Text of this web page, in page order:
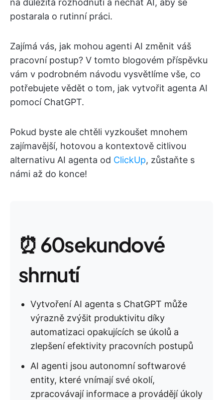
na důležitá rozhodnutí a nechat AI, aby se
postarala o rutinní práci.
Zajímá vás, jak mohou agenti AI změnit váš
pracovní postup? V tomto blogovém příspěvku
vám v podrobném návodu vysvětlíme vše, co
potřebujete vědět o tom, jak vytvořit agenta AI
pomocí ChatGPT.
Pokud byste ale chtěli vyzkoušet mnohem
zajímavější, hotovou a kontextově citlivou
alternativu AI agenta od ClickUp, zůstaňte s
námi až do konce!
⏰ 60sekundové
shrnutí
Vytvoření AI agenta s ChatGPT může
výrazně zvýšit produktivitu díky
automatizaci opakujících se úkolů a
zlepšení efektivity pracovních postupů
AI agenti jsou autonomní softwarové
entity, které vnímají své okolí,
zpracovávají informace a provádějí úkoly